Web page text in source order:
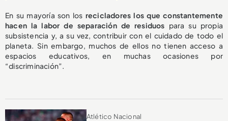
En su mayoría son los recicladores los que constantemente
hacen la labor de separación de residuos para su propia
subsistencia y, a su vez, contribuir con el cuidado de todo el
planeta. Sin embargo, muchos de ellos no tienen acceso a
espacios educativos, en muchas ocasiones por
“discriminación”.
Atlético Nacional